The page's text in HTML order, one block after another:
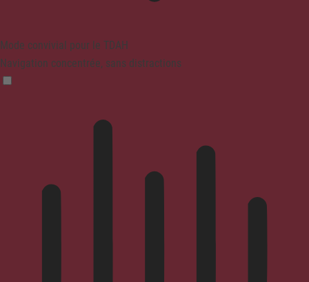
Mode convivial pour le TDAH
Navigation concentrée, sans distractions